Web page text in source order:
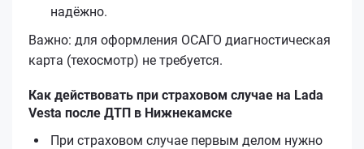
надёжно.
Важно: для оформления ОСАГО диагностическая
карта (техосмотр) не требуется.
Как действовать при страховом случае на Lada
Vesta после ДТП в Нижнекамске
При страховом случае первым делом нужно